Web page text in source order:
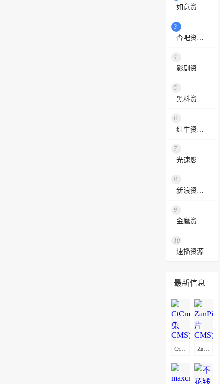
3
4
5
6
7
8
9
10
速播资源
最新信息
ZanPianCms(赞片CMS)通用采集教程(图文)